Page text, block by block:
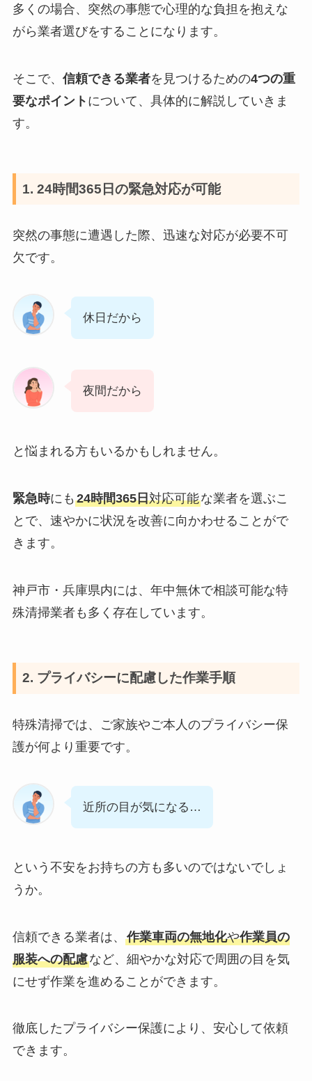
多くの場合、突然の事態で心理的な負担を抱えな
がら業者選びをすることになります。
そこで、 信頼できる業者を見つけるための4つの重
要なポイント について、具体的に解説していきま
す。
1. 24時間365日の緊急対応が可能
突然の事態に遭遇した際、迅速な対応が必要不可
欠です。
休日だから
夜間だから
と悩まれる方もいるかもしれません。
緊急時にも 24時間365日対応可能な業者を選ぶこ
とで、速やかに状況を改善に向かわせることがで
きます。
神戸市・兵庫県内には、年中無休で相談可能な特
殊清掃業者も多く存在しています。
2. プライバシーに配慮した作業手順
特殊清掃では、ご家族やご本人のプライバシー保
護が何より重要です。
近所の目が気になる…
という不安をお持ちの方も多いのではないでしょ
うか。
信頼できる業者は、 作業車両の無地化や作業員の
服装への配慮など、細やかな対応で周囲の目を気
にせず作業を進めることができます。
徹底したプライバシー保護により、安心して依頼
できます。